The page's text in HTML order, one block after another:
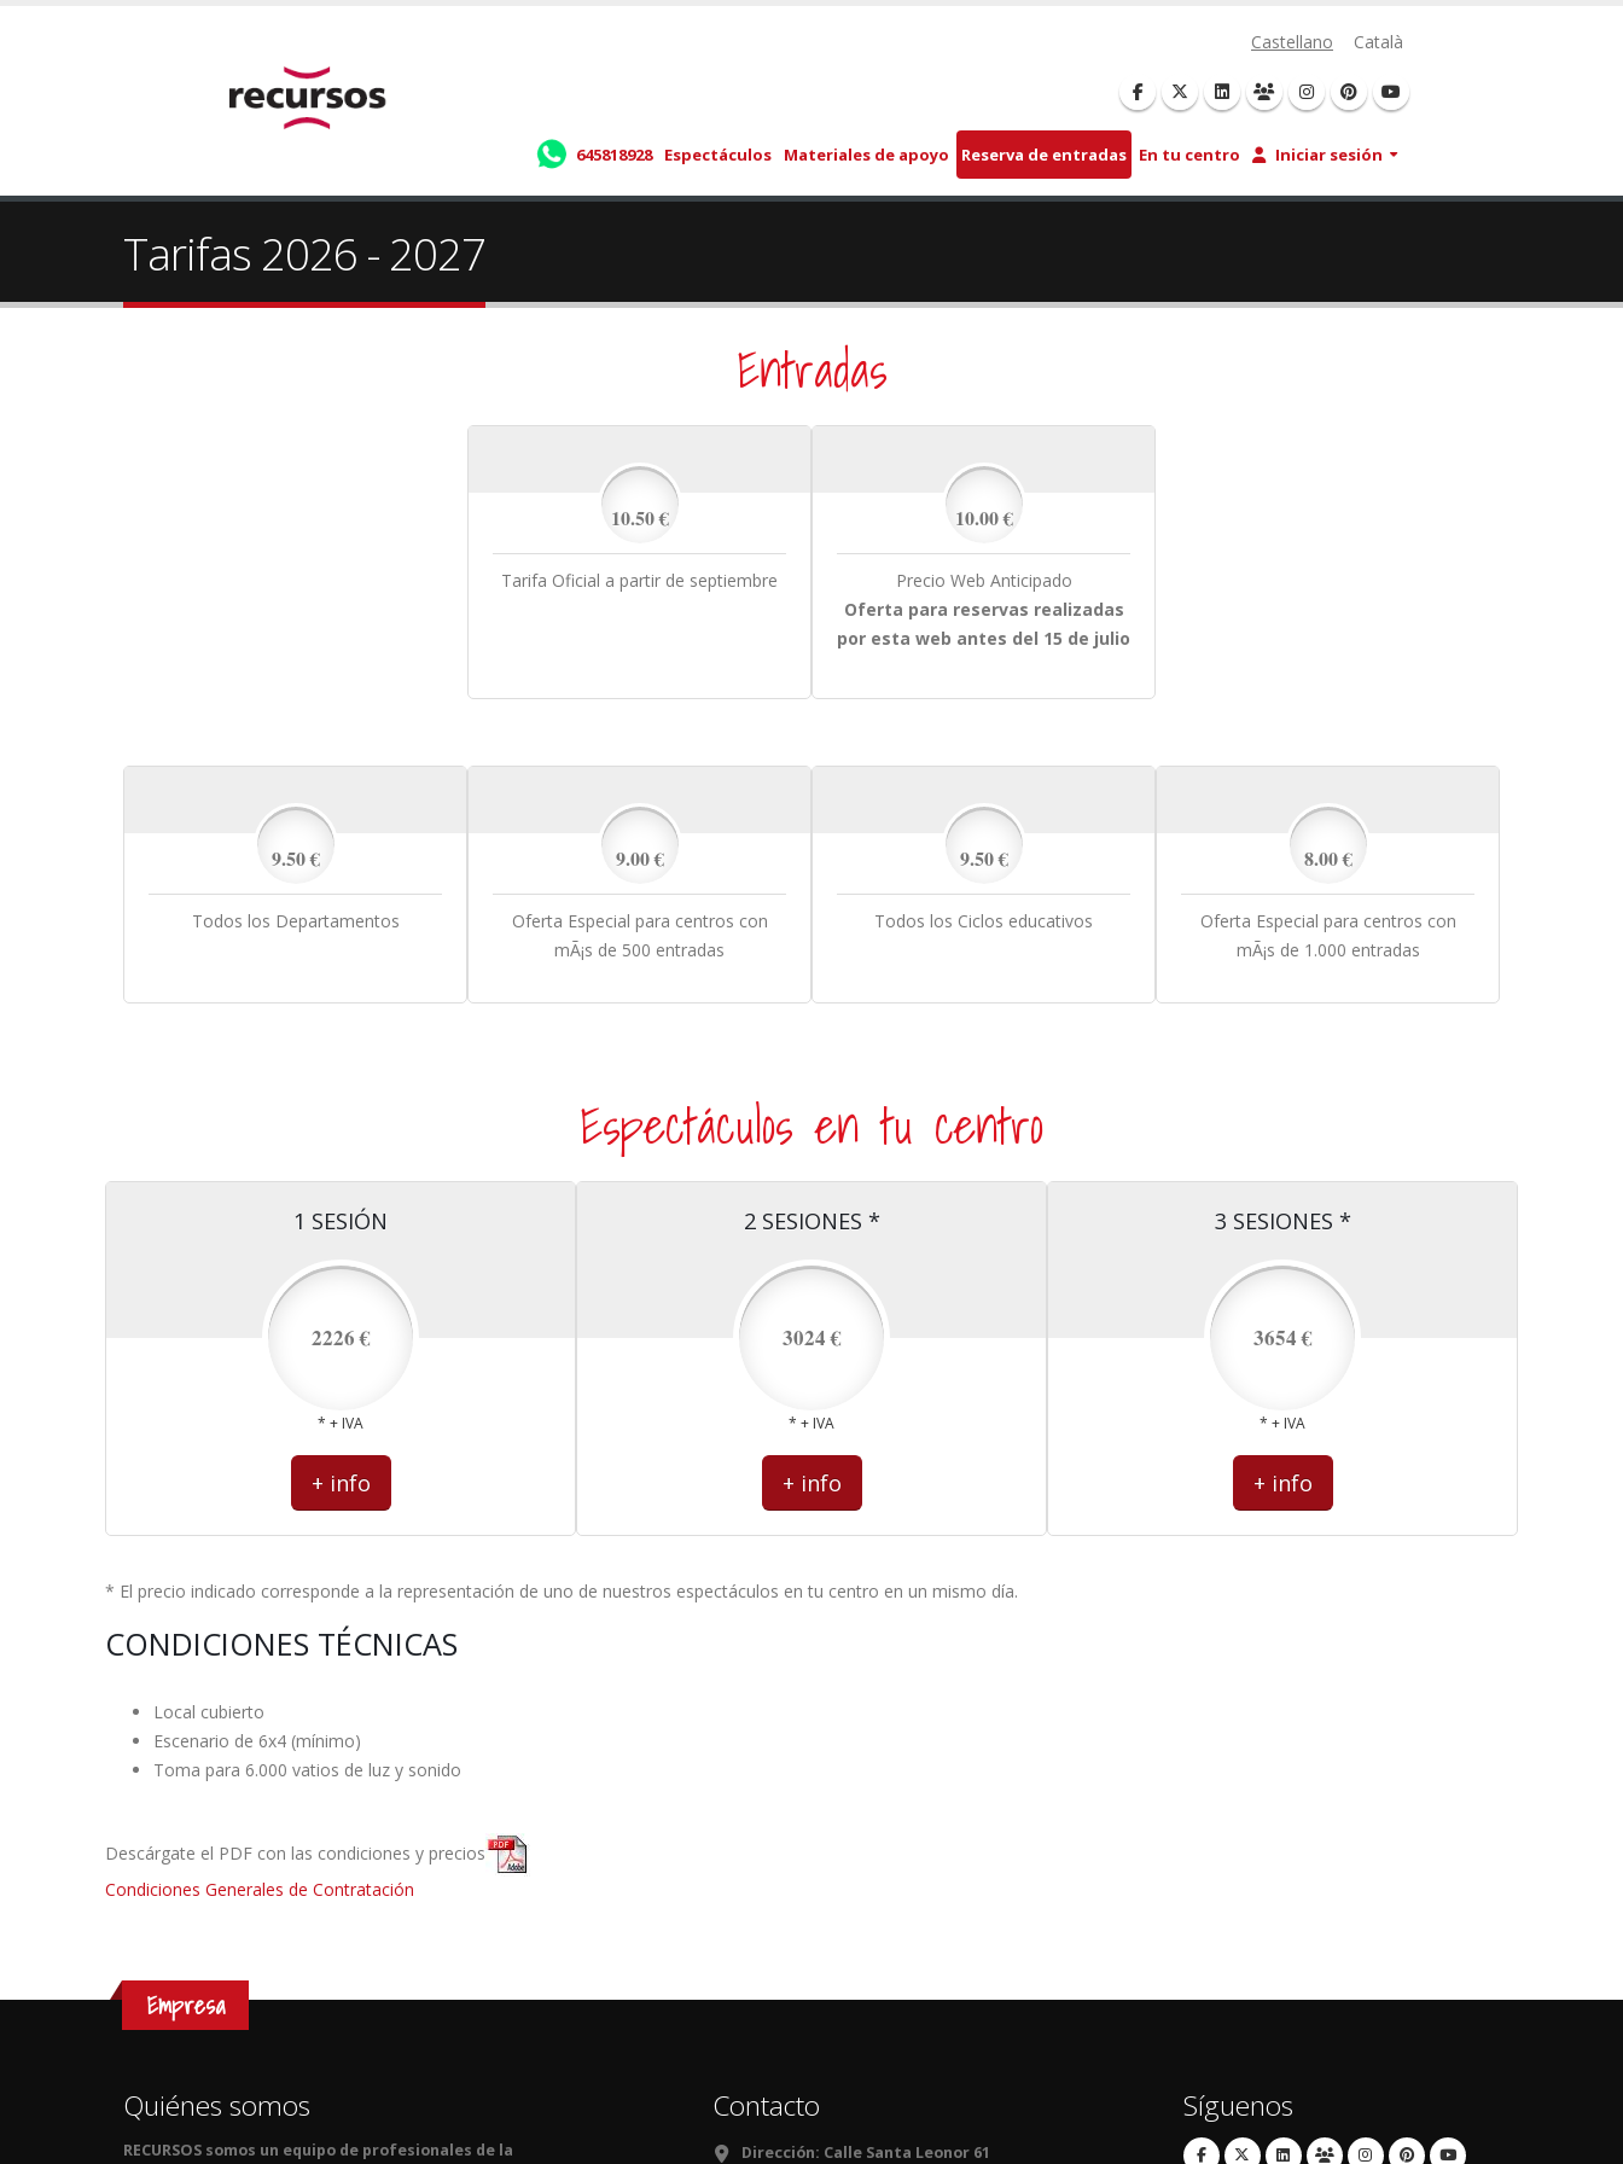
Castellano Català
645818928 Espectáculos Materiales de apoyo Reserva de entradas En tu centro Iniciar sesión
Tarifas 2026 - 2027
Entradas
10.50 €
Tarifa Oficial a partir de septiembre
10.00 €
Precio Web Anticipado
Oferta para reservas realizadas
por esta web antes del 15 de julio
9.50 €
Todos los Departamentos
9.00 €
Oferta Especial para centros con
mÃ¡s de 500 entradas
9.50 €
Todos los Ciclos educativos
8.00 €
Oferta Especial para centros con
mÃ¡s de 1.000 entradas
Espectáculos en tu centro
1 SESIÓN
2226 €
* + IVA
+ info
2 SESIONES *
3024 €
* + IVA
+ info
3 SESIONES *
3654 €
* + IVA
+ info
* El precio indicado corresponde a la representación de uno de nuestros espectáculos en tu centro en un mismo día.
CONDICIONES TÉCNICAS
Local cubierto
Escenario de 6x4 (mínimo)
Toma para 6.000 vatios de luz y sonido
Descárgate el PDF con las condiciones y precios
Condiciones Generales de Contratación
Empresa
Quiénes somos
RECURSOS somos un equipo de profesionales de la
Contacto
Dirección: Calle Santa Leonor 61
Síguenos